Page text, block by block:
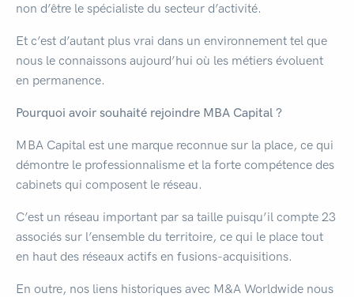
non d’être le spécialiste du secteur d’activité.
Et c’est d’autant plus vrai dans un environnement tel que
nous le connaissons aujourd’hui où les métiers évoluent
en permanence.
Pourquoi avoir souhaité rejoindre MBA Capital ?
MBA Capital est une marque reconnue sur la place, ce qui
démontre le professionnalisme et la forte compétence des
cabinets qui composent le réseau.
C’est un réseau important par sa taille puisqu’il compte 23
associés sur l’ensemble du territoire, ce qui le place tout
en haut des réseaux actifs en fusions-acquisitions.
En outre, nos liens historiques avec M&A Worldwide nous